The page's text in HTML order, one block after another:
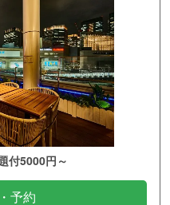
付5000円～
予約